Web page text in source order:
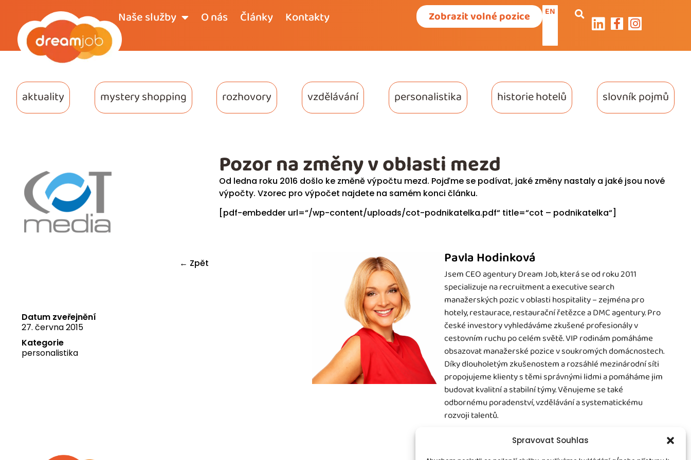
Spravovat Souhlas
Naše služby O nás Články Kontakty Zobrazit volné pozice EN
aktuality mystery shopping rozhovory vzdělávání personalistika historie hotelů slovník pojmů
← Zpět
Datum zveřejnění
27. června 2015
Kategorie
personalistika
Od ledna roku 2016 došlo ke změně výpočtu mezd. Pojďme se podívat, jaké změny nastaly a jaké jsou nové
výpočty. Vzorec pro výpočet najdete na samém konci článku.
[pdf-embedder url=“/wp-content/uploads/cot-podnikatelka.pdf“ title=“cot – podnikatelka“]
Pavla Hodinková
Jsem CEO agentury Dream Job, která se od roku 2011
specializuje na recruitment a executive search
manažerských pozic v oblasti hospitality – zejména pro
hotely, restaurace, restaurační řetězce a DMC agentury. Pro
české investory vyhledáváme zkušené profesionály v
cestovním ruchu po celém světě. VIP rodinám pomáháme
obsazovat manažerské pozice v soukromých domácnostech.
Díky dlouholetým zkušenostem a rozsáhlé mezinárodní síti
propojujeme klienty s těmi správnými lidmi a pomáháme jim
budovat kvalitní a stabilní týmy. Věnujeme se také
odbornému poradenství, vzdělávání a systematickému
rozvoji talentů.
Pozor na změny v oblasti mezd